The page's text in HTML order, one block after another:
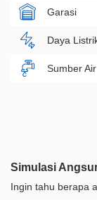
Garasi
Daya
Sumber Air
ID Properti
Simulasi
Ingin tahu berapa